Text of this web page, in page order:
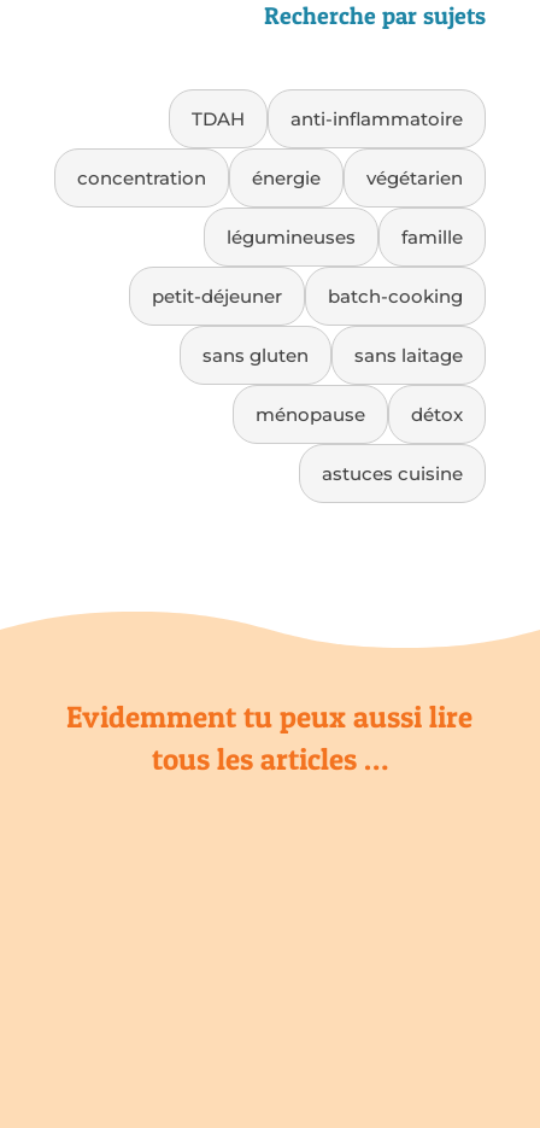
Recherche par sujets
TDAH anti-inflammatoire
concentration énergie végétarien
légumineuses famille
petit-déjeuner batch-cooking
sans gluten sans laitage
ménopause détox
astuces cuisine
Evidemment tu peux aussi lire
tous les articles …